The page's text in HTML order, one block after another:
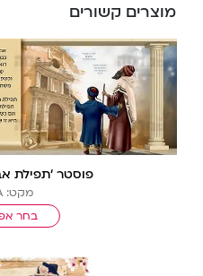
מוצרים קשורים
פוסטר ‘תפילת
מקט: 1028A
בחר